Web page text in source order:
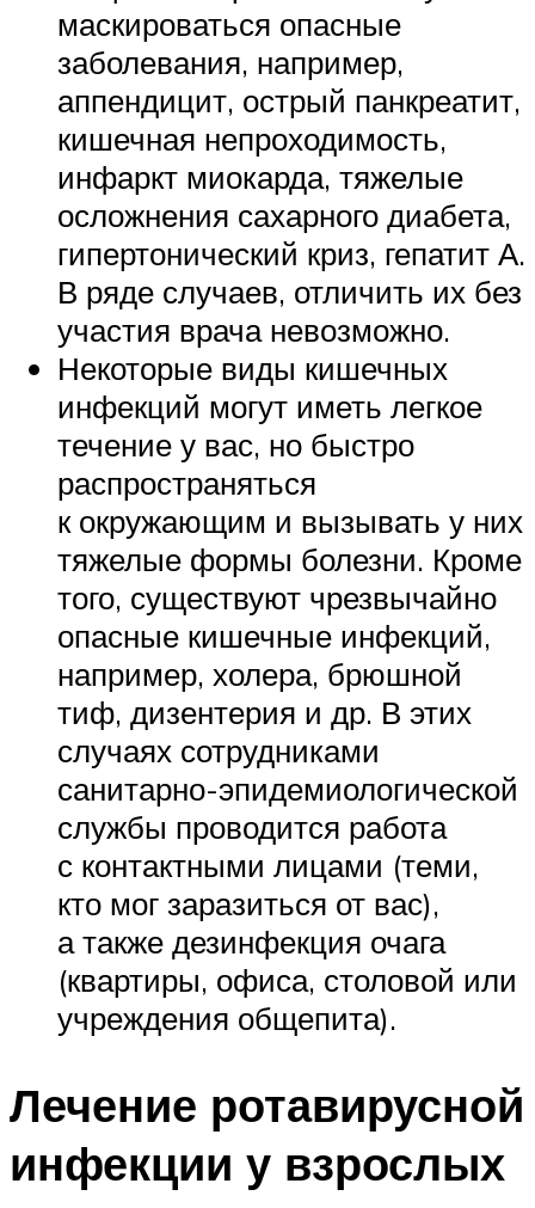
маскироваться опасные
заболевания, например,
аппендицит, острый панкреатит,
кишечная непроходимость,
инфаркт миокарда, тяжелые
осложнения сахарного диабета,
гипертонический криз, гепатит А.
В ряде случаев, отличить их без
участия врача невозможно.
Некоторые виды кишечных
инфекций могут иметь легкое
течение у вас, но быстро
распространяться
к окружающим и вызывать у них
тяжелые формы болезни. Кроме
того, существуют чрезвычайно
опасные кишечные инфекций,
например, холера, брюшной
тиф, дизентерия и др. В этих
случаях сотрудниками
санитарно-эпидемиологической
службы проводится работа
с контактными лицами (теми,
кто мог заразиться от вас),
а также дезинфекция очага
(квартиры, офиса, столовой или
учреждения общепита).
Лечение ротавирусной
инфекции у взрослых